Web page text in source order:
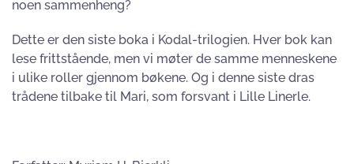
noen sammenheng?
Dette er den siste boka i Kodal-trilogien. Hver bok kan
lese frittstående, men vi møter de samme menneskene
i ulike roller gjennom bøkene. Og i denne siste dras
trådene tilbake til Mari, som forsvant i Lille Linerle.